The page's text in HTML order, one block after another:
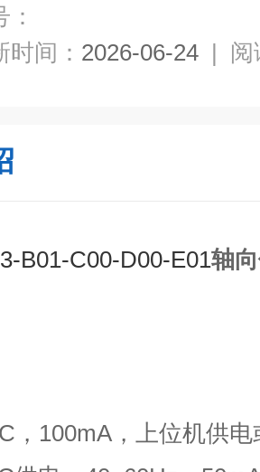
时间： 2026-06-24 | 阅
B01-C00-D00-E01轴
，100mA，上位机供